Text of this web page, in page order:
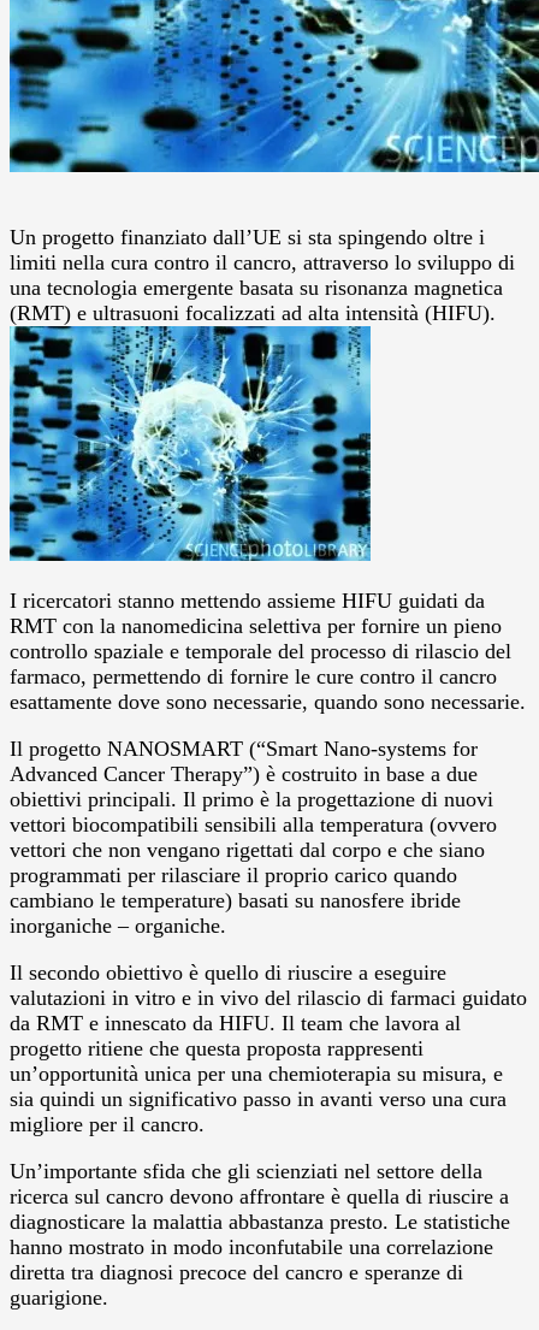
Un progetto finanziato dall’UE si sta spingendo oltre i
limiti nella cura contro il cancro, attraverso lo sviluppo di
una tecnologia emergente basata su risonanza magnetica
(RMT) e ultrasuoni focalizzati ad alta intensità (HIFU).
I ricercatori stanno mettendo assieme HIFU guidati da
RMT con la nanomedicina selettiva per fornire un pieno
controllo spaziale e temporale del processo di rilascio del
farmaco, permettendo di fornire le cure contro il cancro
esattamente dove sono necessarie, quando sono necessarie.
Il progetto NANOSMART (“Smart Nano-systems for
Advanced Cancer Therapy”) è costruito in base a due
obiettivi principali. Il primo è la progettazione di nuovi
vettori biocompatibili sensibili alla temperatura (ovvero
vettori che non vengano rigettati dal corpo e che siano
programmati per rilasciare il proprio carico quando
cambiano le temperature) basati su nanosfere ibride
inorganiche – organiche.
Il secondo obiettivo è quello di riuscire a eseguire
valutazioni in vitro e in vivo del rilascio di farmaci guidato
da RMT e innescato da HIFU. Il team che lavora al
progetto ritiene che questa proposta rappresenti
un’opportunità unica per una chemioterapia su misura, e
sia quindi un significativo passo in avanti verso una cura
migliore per il cancro.
Un’importante sfida che gli scienziati nel settore della
ricerca sul cancro devono affrontare è quella di riuscire a
diagnosticare la malattia abbastanza presto. Le statistiche
hanno mostrato in modo inconfutabile una correlazione
diretta tra diagnosi precoce del cancro e speranze di
guarigione.